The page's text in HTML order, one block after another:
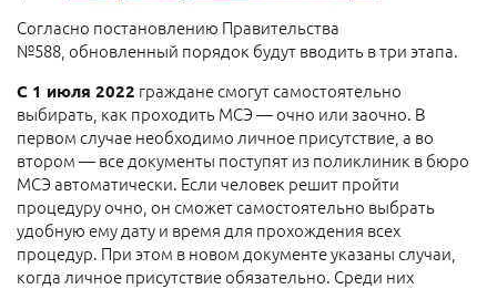
Согласно постановлению Правительства
№588, обновленный порядок будут вводить в три этапа.
С 1 июля 2022 граждане смогут самостоятельно
выбирать, как проходить МСЭ — очно или заочно. В
первом случае необходимо личное присутствие, а во
втором — все документы поступят из поликлиник в бюро
МСЭ автоматически. Если человек решит пройти
процедуру очно, он сможет самостоятельно выбрать
удобную ему дату и время для прохождения всех
процедур. При этом в новом документе указаны случаи,
когда личное присутствие обязательно. Среди них